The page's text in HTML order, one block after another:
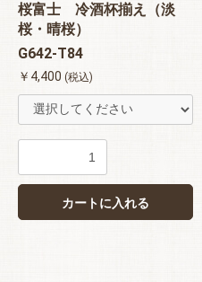
桜富士 冷酒杯揃え（淡
桜・晴桜）
G642-T84
￥4,400 (税込)
カートに入れる